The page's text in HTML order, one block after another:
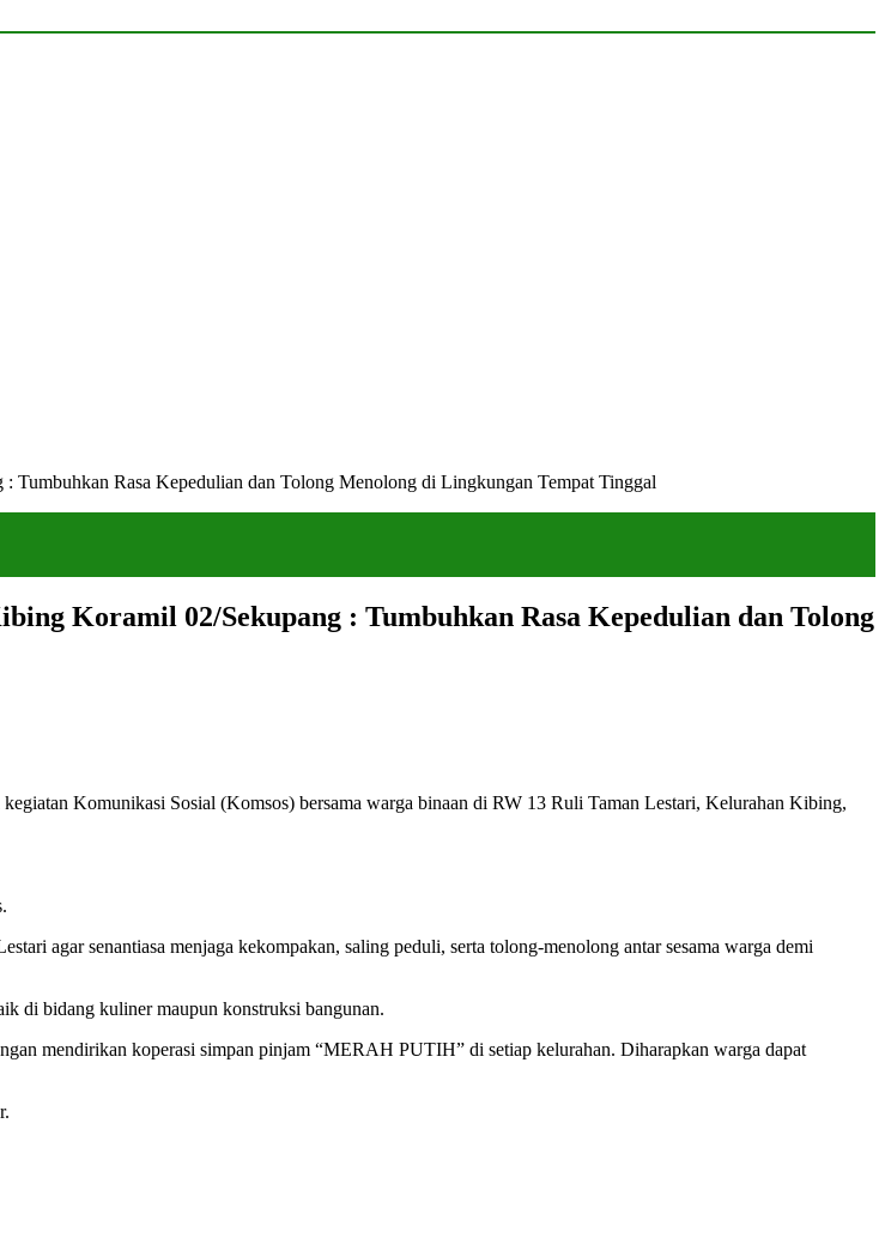
Rasa Kepedulian dan Tolong Menolong di Lingkungan Tempat Tinggal
Koramil 02/Sekupang : Tumbuhkan Rasa Kepedulian dan Tolong
Komunikasi Sosial (Komsos) bersama warga binaan di RW 13 Ruli Taman Lestari, Kelurahan Kibing,
agar senantiasa menjaga kekompakan, saling peduli, serta tolong-menolong antar sesama warga demi
di bidang kuliner maupun konstruksi bangunan.
mendirikan koperasi simpan pinjam “MERAH PUTIH” di setiap kelurahan. Diharapkan warga dapat